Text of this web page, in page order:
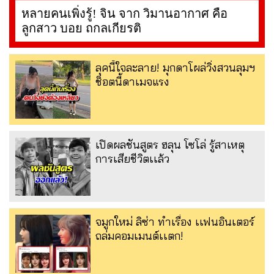
หลายคนเพิ่งรู้! จิน จาก วิมานอากาศ คือ
ลูกสาว บอย ถกลเกียรติ
ลุคนี้ใจละลาย! มุกดาโผล่วิ่งสวนลุมฯ
ช็อตนี้ดาเมจแรง
เปิดผลชันสูตร ฮลุน โซโล่ รู้สาเหตุ
การเสียชีวิตเเล้ว
จมูกใหม่ ลิซ่า ทำเรื่อง เเฟนอินเตอร์
ถล่มคอมเมนต์เเตก!